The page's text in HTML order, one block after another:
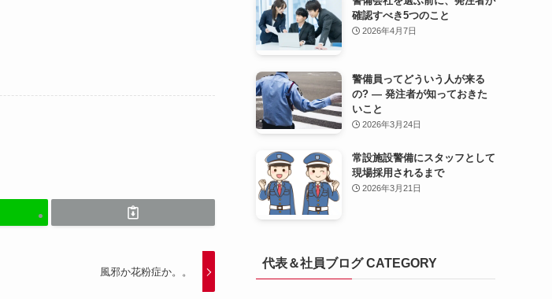
風邪か花粉症か。。
確認すべき5つのこと
2026年4月7日
警備員ってどういう人が来る
の? — 発注者が知っておきた
いこと
2026年3月24日
常設施設警備にスタッフとして
現場採用されるまで
2026年3月21日
代表＆社員ブログ CATEGORY